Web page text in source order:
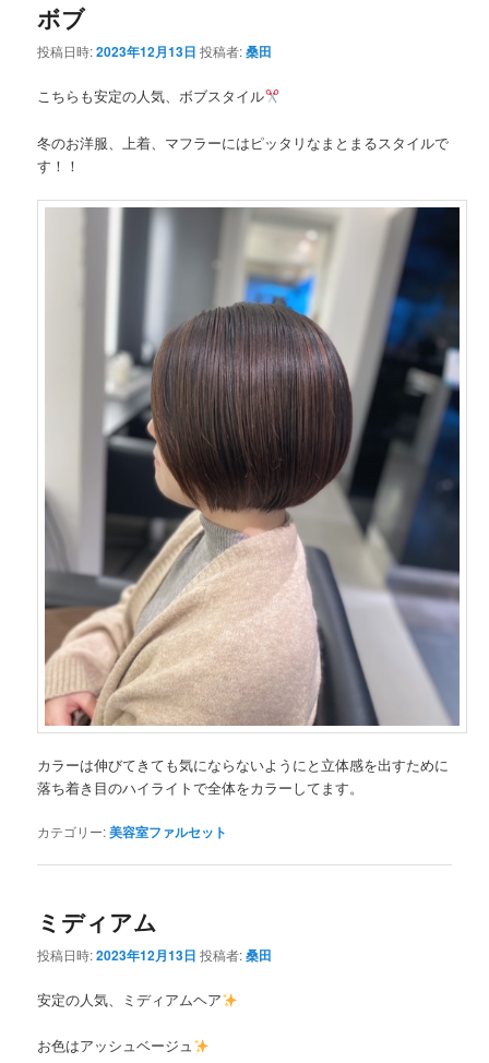
ボブ
投稿日時:2023年12月13日 投稿者:桑田
こちらも安定の人気、ボブスタイル
冬のお洋服、上着、マフラーにはピッタリなまとまるスタイルで
す！！
カラーは伸びてきても気にならないようにと立体感を出すために
落ち着き目のハイライトで全体をカラーしてます。
カテゴリー:美容室ファルセット
ミディアム
投稿日時:2023年12月13日 投稿者:桑田
安定の人気、ミディアムヘア
お色はアッシュベージュ